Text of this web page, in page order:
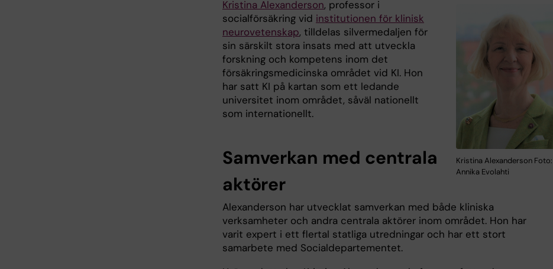
Kristina Alexanderson Foto:
Annika Evolahti
Kristina Alexanderson, professor i
socialförsäkring vid institutionen för klinisk
neurovetenskap, tilldelas silvermedaljen för
sin särskilt stora insats med att utveckla
forskning och kompetens inom det
försäkringsmedicinska området vid KI. Hon
har satt KI på kartan som ett ledande
universitet inom området, såväl nationellt
som internationellt.
Samverkan med centrala
aktörer
Alexanderson har utvecklat samverkan med både kliniska
verksamheter och andra centrala aktörer inom området. Hon har
varit expert i ett flertal statliga utredningar och har ett stort
samarbete med Socialdepartementet.